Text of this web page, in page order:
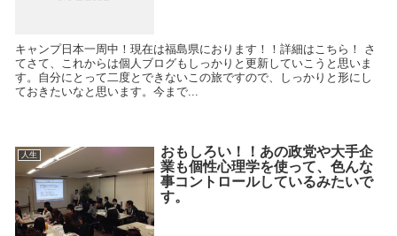
キャンプ日本一周中！現在は福島県におります！！詳細はこちら！ さ
てさて、これからは個人ブログもしっかりと更新していこうと思いま
す。自分にとって二度とできないこの旅ですので、しっかりと形にし
ておきたいなと思います。今まで...
人生
おもしろい！！あの政党や大手企
業も個性心理学を使って、色んな
事コントロールしているみたいで
す。